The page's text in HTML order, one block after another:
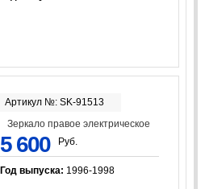
Артикул №: SK-91513
Зеркало правое электрическое
5 600 Руб.
Год выпуска: 1996-1998